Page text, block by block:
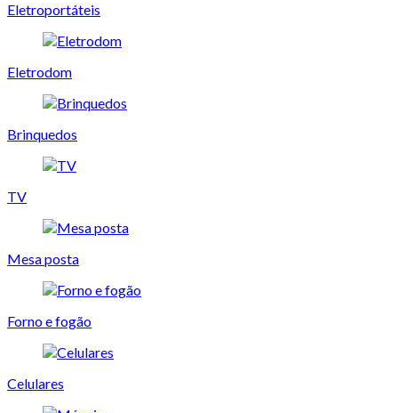
Eletroportáteis
Eletrodom
Brinquedos
TV
Mesa posta
Forno e fogão
Celulares